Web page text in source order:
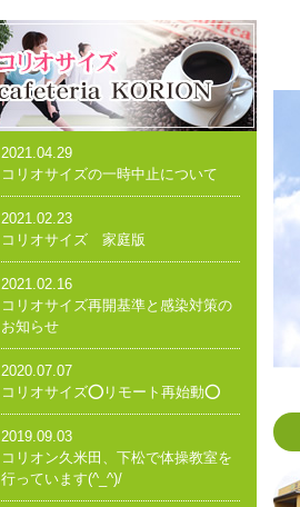
2021.04.29
コリオサイズの一時中止について
2021.02.23
コリオサイズ 家庭版
2021.02.16
コリオサイズ再開基準と感染対策の
お知らせ
2020.07.07
コリオサイズ⭕️リモート再始動⭕️
2019.09.03
コリオン久米田、下松で体操教室を
行っています(^_^)/